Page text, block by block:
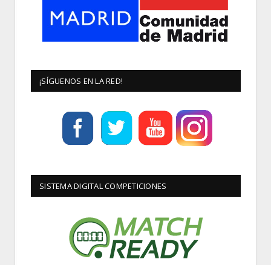
¡SÍGUENOS EN LA RED!
SISTEMA DIGITAL COMPETICIONES